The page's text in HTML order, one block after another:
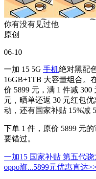
你有没有见过他
原创
06-10
一加 15 5G 手机绝对黑配
16GB+1TB 大容量组合。
价 5899 元，满 1 件减
元，晒单还返 30 元红包
动，还有国家补贴 15%减
下单 1 件，原价 5899 元
要错过。
一加15 国家补贴 第五代
oppo旗...5899元优惠直达